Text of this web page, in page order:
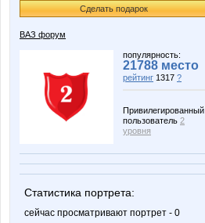
Сделать подарок
ВАЗ форум
популярность:
21788 место
рейтинг 1317 ?
Привилегированный
пользователь 2
уровня
Статистика портрета:
сейчас просматривают портрет - 0